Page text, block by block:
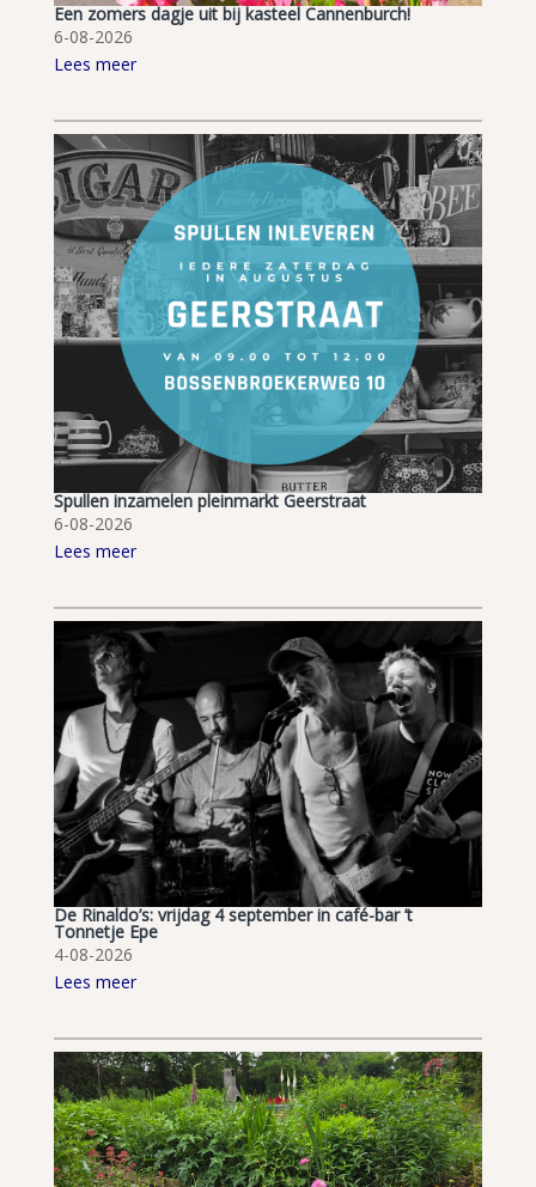
Een zomers dagje uit bij kasteel Cannenburch!
6-08-2026
Lees meer
Spullen inzamelen pleinmarkt Geerstraat
6-08-2026
Lees meer
De Rinaldo’s: vrijdag 4 september in café-bar ’t
Tonnetje Epe
4-08-2026
Lees meer